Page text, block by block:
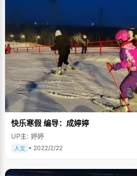
快乐寒假 编导：成婷婷
UP主: 婷婷
人文 • 2022/2/22